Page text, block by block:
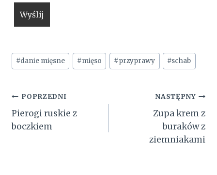
Tagi
wpisu:
#danie mięsne #mięso #przyprawy #schab
Nawigacja
wpisu
POPRZEDNI
Pierogi ruskie z
boczkiem
NASTĘPNY
Zupa krem z
buraków z
ziemniakami